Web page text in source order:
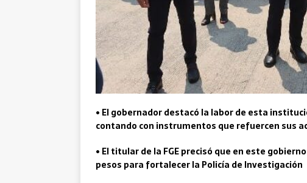
• El gobernador destacó la labor de esta
contando con instrumentos que refuercen sus
• El titular de la FGE precisó que en este
pesos para fortalecer la Policía de Investigación